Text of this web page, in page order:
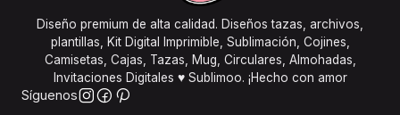
Diseño premium de alta calidad. Diseños tazas, archivos,
plantillas, Kit Digital Imprimible, Sublimación, Cojines,
Camisetas, Cajas, Tazas, Mug, Circulares, Almohadas,
Invitaciones Digitales ♥ Sublimoo. ¡Hecho con amor
Síguenos